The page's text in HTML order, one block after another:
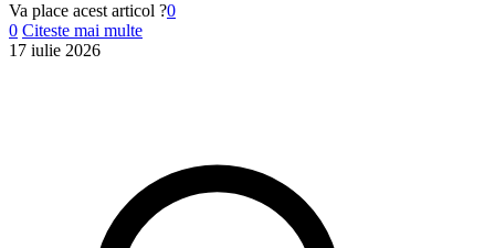
Va place acest articol ?0
0 Citeste mai multe
17 iulie 2026